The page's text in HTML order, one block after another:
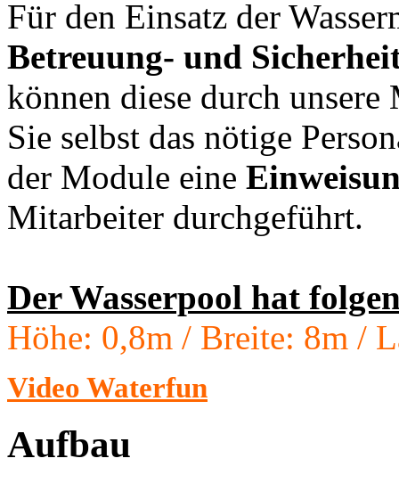
Für den Einsatz der
Betreuung- und
können diese durch
Sie selbst das nötige
der Module eine
Mitarbeiter durchgeführt.
Der Wasserpool hat
Höhe: 0,8m / Breite: 8m /
Video Waterfun
Aufbau